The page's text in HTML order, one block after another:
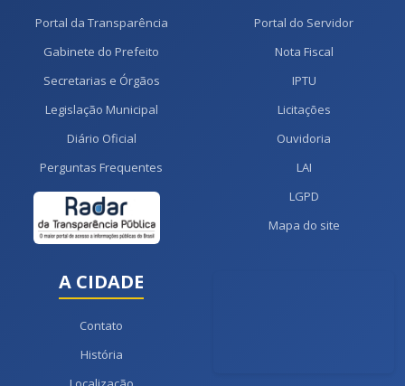
Portal da Transparência
Gabinete do Prefeito
Secretarias e Órgãos
Legislação Municipal
Diário Oficial
Perguntas Frequentes
Portal do Servidor
Nota Fiscal
IPTU
Licitações
Ouvidoria
LAI
LGPD
Mapa do site
A CIDADE
Contato
História